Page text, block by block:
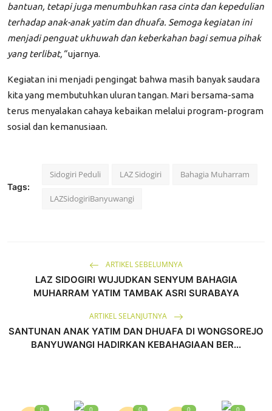
bantuan, tetapi juga menumbuhkan rasa cinta dan kepedulian
terhadap anak-anak yatim dan dhuafa. Semoga kegiatan ini
menjadi penguat ukhuwah dan keberkahan bagi semua pihak
yang terlibat,”ujarnya.
Kegiatan ini menjadi pengingat bahwa masih banyak saudara
kita yang membutuhkan uluran tangan. Mari bersama-sama
terus menyalakan cahaya kebaikan melalui program-program
sosial dan kemanusiaan.
Tags:
Sidogiri Peduli LAZ Sidogiri Bahagia Muharram
LAZSidogiriBanyuwangi
ARTIKEL SEBELUMNYA
LAZ SIDOGIRI WUJUDKAN SENYUM BAHAGIA
MUHARRAM YATIM TAMBAK ASRI SURABAYA
ARTIKEL SELANJUTNYA
SANTUNAN ANAK YATIM DAN DHUAFA DI WONGSOREJO
BANYUWANGI HADIRKAN KEBAHAGIAAN BER...
0 0 0 0 0